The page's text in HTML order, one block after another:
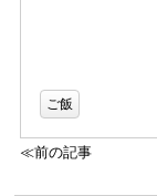
ご飯
≪前の記事